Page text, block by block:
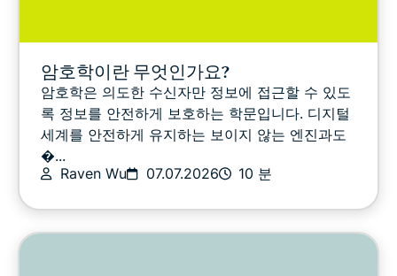
VPN 가이드
암호학이란 무엇인가요?
암호학은 의도한 수신자만 정보에 접근할 수 있도
록 정보를 안전하게 보호하는 학문입니다. 디지털
세계를 안전하게 유지하는 보이지 않는 엔진과도
�...
Raven Wu
07.07.2026 10 분